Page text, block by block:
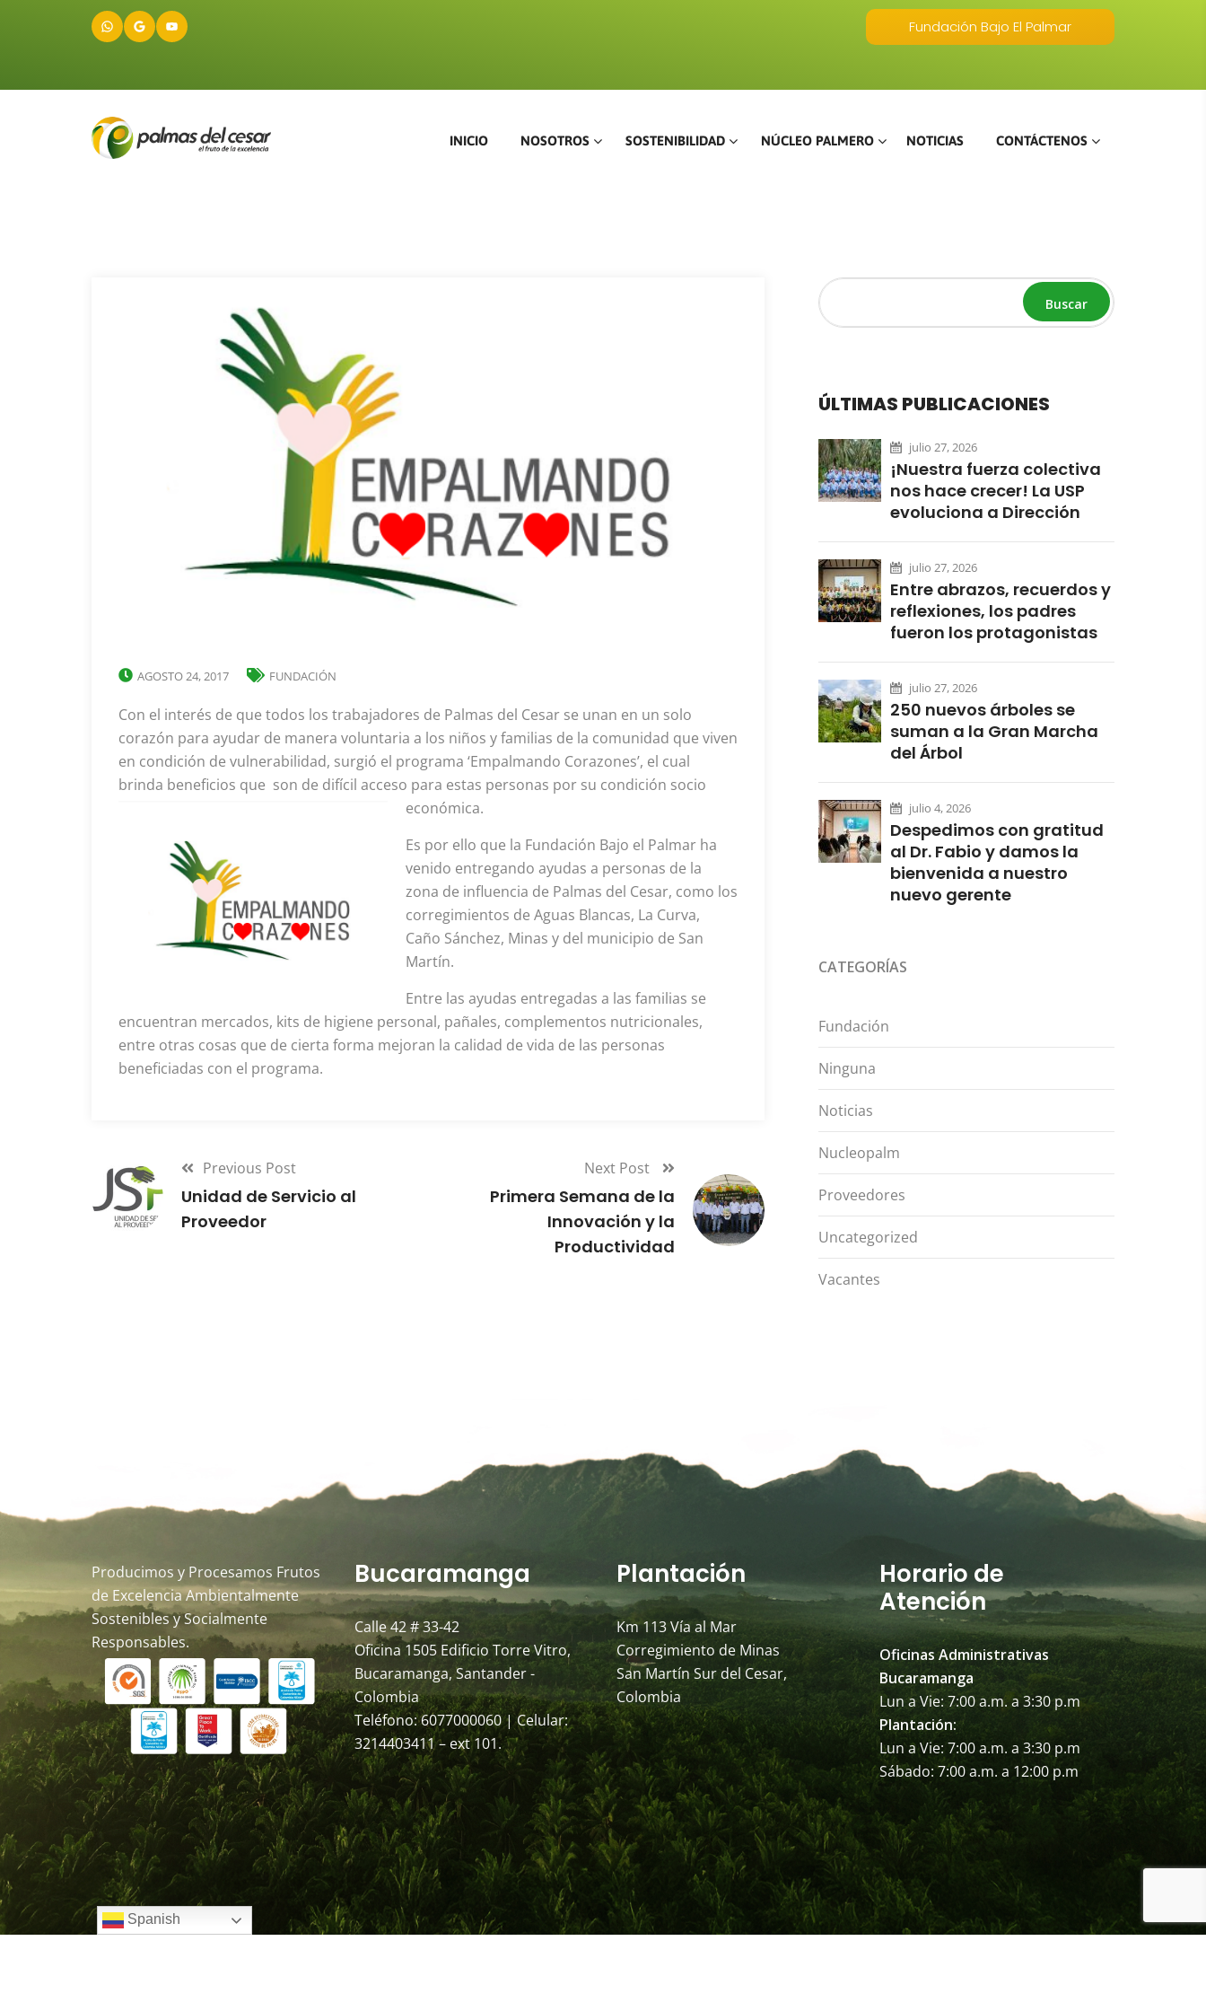
WhatsApp Google YouTube Fundación Bajo El Palmar
INICIO NOSOTROS SOSTENIBILIDAD NÚCLEO PALMERO NOTICIAS CONTÁCTENOS
AGOSTO 24, 2017 FUNDACIÓN
Con el interés de que todos los trabajadores de Palmas del Cesar se unan en un solo
corazón para ayudar de manera voluntaria a los niños y familias de la comunidad que viven
en condición de vulnerabilidad, surgió el programa ‘Empalmando Corazones’, el cual
brinda beneficios que son de difícil acceso para estas personas por su condición socio
económica.
Es por ello que la Fundación Bajo el Palmar ha
venido entregando ayudas a personas de la
zona de influencia de Palmas del Cesar, como los
corregimientos de Aguas Blancas, La Curva,
Caño Sánchez, Minas y del municipio de San
Martín.
Entre las ayudas entregadas a las familias se
encuentran mercados, kits de higiene personal, pañales, complementos nutricionales,
entre otras cosas que de cierta forma mejoran la calidad de vida de las personas
beneficiadas con el programa.
Previous Post
Unidad de Servicio al
Proveedor
Next Post
Primera Semana de la
Innovación y la
Productividad
Buscar
ÚLTIMAS PUBLICACIONES
julio 27, 2026
¡Nuestra fuerza colectiva
nos hace crecer! La USP
evoluciona a Dirección
julio 27, 2026
Entre abrazos, recuerdos y
reflexiones, los padres
fueron los protagonistas
julio 27, 2026
250 nuevos árboles se
suman a la Gran Marcha
del Árbol
julio 4, 2026
Despedimos con gratitud
al Dr. Fabio y damos la
bienvenida a nuestro
nuevo gerente
CATEGORÍAS
Fundación
Ninguna
Noticias
Nucleopalm
Proveedores
Uncategorized
Vacantes
Producimos y Procesamos Frutos
de Excelencia Ambientalmente
Sostenibles y Socialmente
Responsables.
Bucaramanga
Calle 42 # 33-42
Oficina 1505 Edificio Torre Vitro,
Bucaramanga, Santander -
Colombia
Teléfono: 6077000060 | Celular:
3214403411 – ext 101.
Plantación
Km 113 Vía al Mar
Corregimiento de Minas
San Martín Sur del Cesar,
Colombia
Horario de
Atención
Oficinas Administrativas
Bucaramanga
Lun a Vie: 7:00 a.m. a 3:30 p.m
Plantación:
Lun a Vie: 7:00 a.m. a 3:30 p.m
Sábado: 7:00 a.m. a 12:00 p.m
Spanish